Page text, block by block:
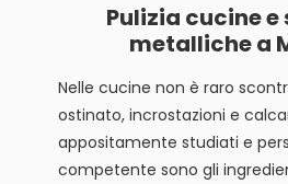
Pulizia cucine
metalliche a
Nelle cucine non è raro
ostinato, incrostazioni e
appositamente studiati e
competente sono gli